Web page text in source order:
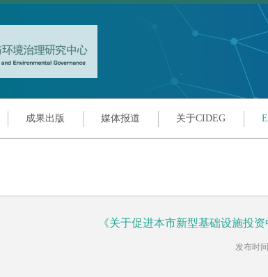
成果出版 媒体报道 关于CIDEG
《关于促进本市新型基础设施投
发布时